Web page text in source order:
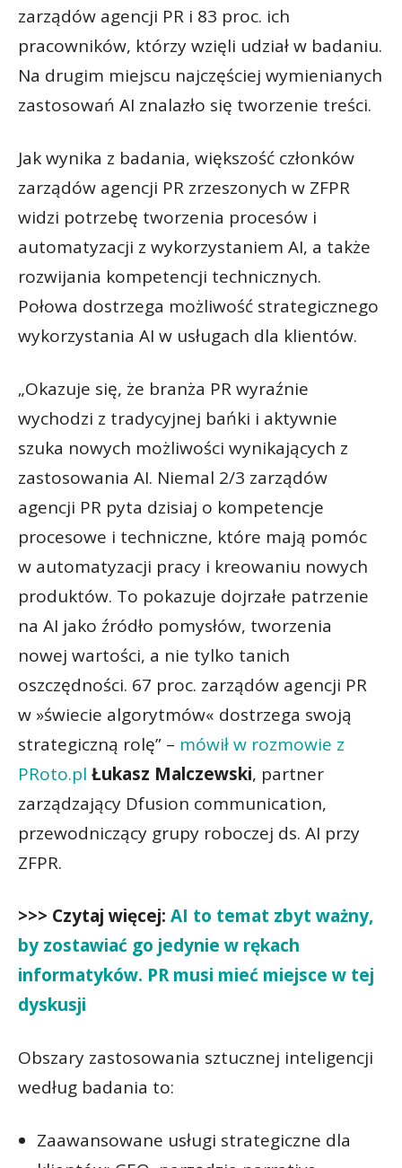
zarządów agencji PR i 83 proc. ich
pracowników, którzy wzięli udział w badaniu.
Na drugim miejscu najczęściej wymienianych
zastosowań AI znalazło się tworzenie treści.
Jak wynika z badania, większość członków
zarządów agencji PR zrzeszonych w ZFPR
widzi potrzebę tworzenia procesów i
automatyzacji z wykorzystaniem AI, a także
rozwijania kompetencji technicznych.
Połowa dostrzega możliwość strategicznego
wykorzystania AI w usługach dla klientów.
„Okazuje się, że branża PR wyraźnie
wychodzi z tradycyjnej bańki i aktywnie
szuka nowych możliwości wynikających z
zastosowania AI. Niemal 2/3 zarządów
agencji PR pyta dzisiaj o kompetencje
procesowe i techniczne, które mają pomóc
w automatyzacji pracy i kreowaniu nowych
produktów. To pokazuje dojrzałe patrzenie
na AI jako źródło pomysłów, tworzenia
nowej wartości, a nie tylko tanich
oszczędności. 67 proc. zarządów agencji PR
w »świecie algorytmów« dostrzega swoją
strategiczną rolę” – mówił w rozmowie z
PRoto.pl Łukasz Malczewski, partner
zarządzający Dfusion communication,
przewodniczący grupy roboczej ds. AI przy
ZFPR.
>>> Czytaj więcej: AI to temat zbyt ważny,
by zostawiać go jedynie w rękach
informatyków. PR musi mieć miejsce w tej
dyskusji
Obszary zastosowania sztucznej inteligencji
według badania to:
Zaawansowane usługi strategiczne dla